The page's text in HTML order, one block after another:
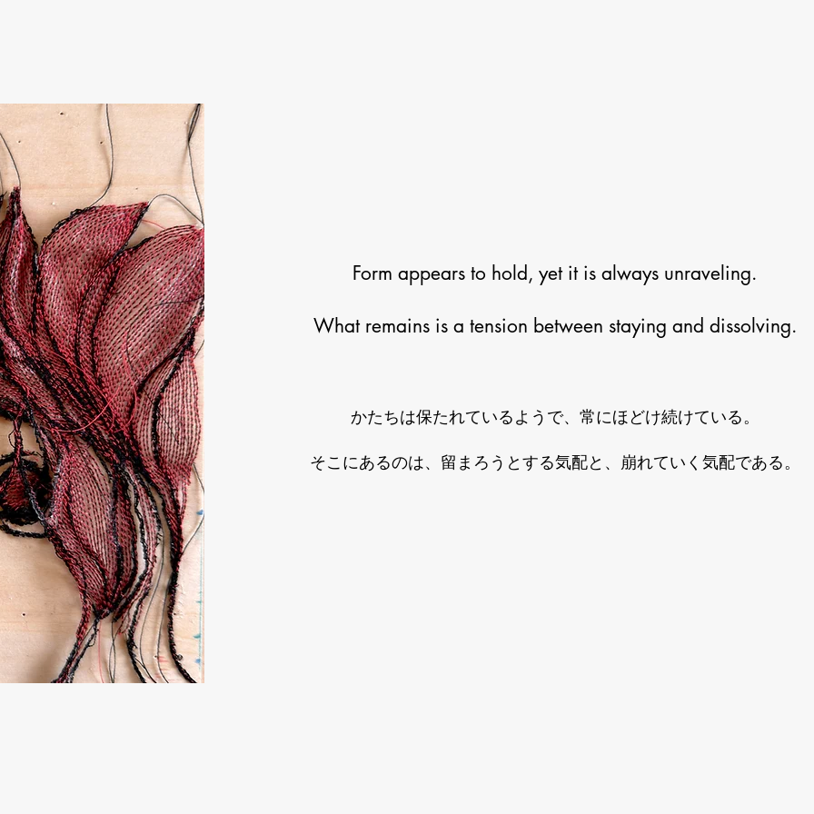
Form appears to hold, yet it is always unraveling.
What remains is a tension between staying and dissolving.
かたちは保たれているようで、常にほどけ続けている。
そこにあるのは、留まろうとする気配と、崩れていく気配である。